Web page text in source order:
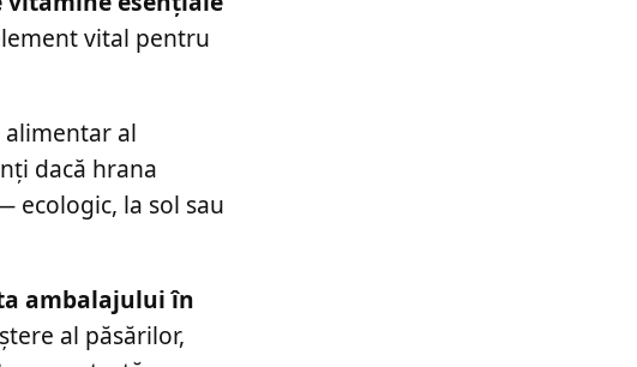
vital pentru
al
dacă hrana
ecologic, la sol sau
ambalajului în
al păsărilor,